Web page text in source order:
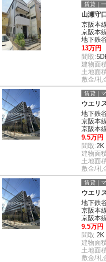
賃貸｜
山瀬守
京阪本
京阪本
地下鉄
13万円
間取:
建物面
土地面
敷金/礼
賃貸｜
ウエリ
地下鉄
京阪本
京阪本
9.5万円
間取:2K
建物面
土地面
敷金/礼
賃貸｜
ウエリ
地下鉄
京阪本
京阪本
9.5万円
間取:2K
建物面
土地面
敷金/礼